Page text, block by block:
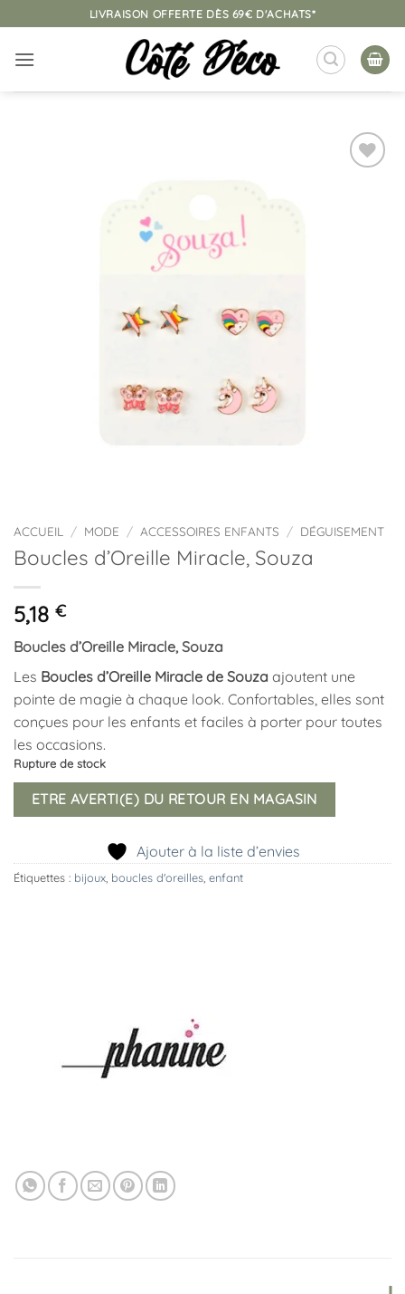
au
contenu
LIVRAISON OFFERTE DÈS 69€ D'ACHATS*
ACCUEIL / MODE / ACCESSOIRES ENFANTS / DÉGUISEMENT
Boucles d’Oreille Miracle, Souza
5,18 €
Boucles d’Oreille Miracle, Souza
Les Boucles d’Oreille Miracle de Souza ajoutent une
pointe de magie à chaque look. Confortables, elles sont
conçues pour les enfants et faciles à porter pour toutes
les occasions.
Rupture de stock
ETRE AVERTI(E) DU RETOUR EN MAGASIN
Ajouter à la liste d’envies
Étiquettes : bijoux boucles d'oreilles enfant